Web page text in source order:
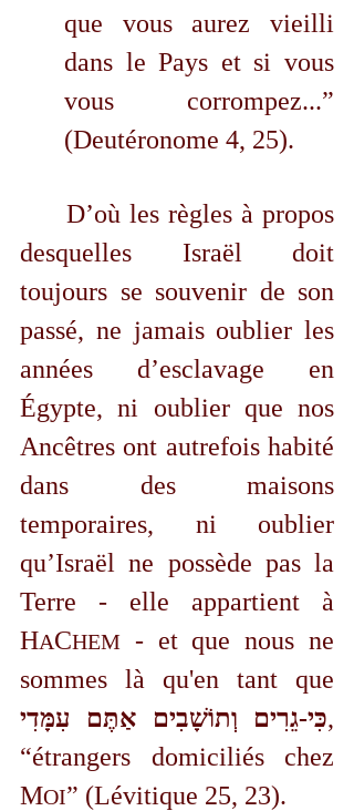
que vous aurez vieilli
dans le Pays et si vous
(Deutéronome 4, 25).
desquelles Israël doit
toujours se souvenir de son
passé, ne jamais oublier les
années d’esclavage en
Égypte, ni oublier que nos
Ancêtres ont autrefois habité
dans des maisons
temporaires, ni oublier
qu’Israël ne possède pas la
HACHEM - et que nous ne
כִּי-גֵרִים וְתוֹשָׁבִים אַתֶּם עִמָּדִי,
“étrangers domiciliés chez
MOI” (Lévitique 25, 23).